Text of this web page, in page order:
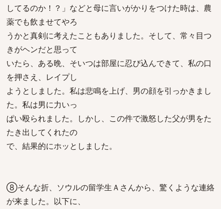
してるのか！？」などと母に言いがかりをつけた時は、農
薬でも飲ませてやろ
うかと真剣に考えたこともありました。そして、常々目つ
きがヘンだと思って
いたら、ある晩、そいつは部屋に忍び込んできて、私の口
を押さえ、レイプし
ようとしました。私は悲鳴を上げ、男の顔を引っかきまし
た。私は男に力いっ
ぱい殴られました。しかし、この件で激怒した父が男をた
たき出してくれたの
で、結果的にホッとしました。
⑧そんな折、ソウルの留学生Ａさんから、驚くような連絡
が来ました。以下に、